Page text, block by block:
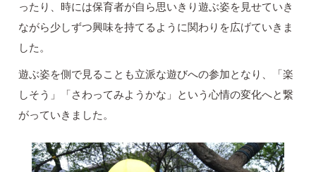
ったり、時には保育者が自ら思いきり遊ぶ姿を見せていき
ながら少しずつ興味を持てるように関わりを広げていきま
した。
遊ぶ姿を側で見ることも立派な遊びへの参加となり、「楽
しそう」「さわってみようかな」という心情の変化へと繋
がっていきました。